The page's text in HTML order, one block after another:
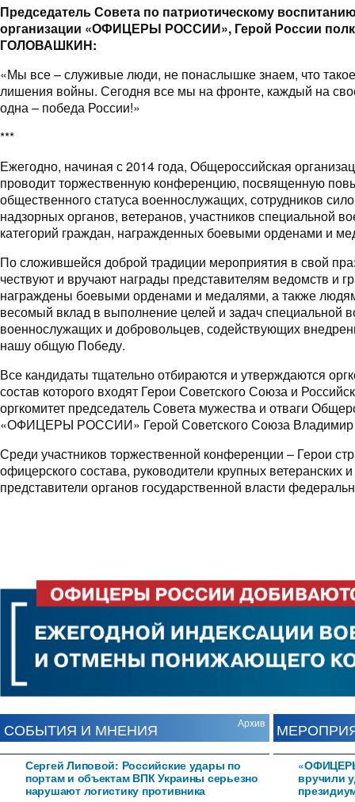
Председатель Совета по патриотическому
организации «ОФИЦЕРЫ РОССИИ», Герой России
ГОЛОВАШКИН:
«Мы все – служивые люди, не понаслышке знаем, что
лишения войны. Сегодня все мы на фронте, каждый на
одна – победа России!»
***
Ежегодно, начиная с 2014 года, Общероссийская
проводит торжественную конференцию, посвященную
общественного статуса военнослужащих, сотрудников
надзорных органов, ветеранов, участников специальной
категорий граждан, награжденных боевыми орденами и
По сложившейся доброй традиции мероприятия в свой
чествуют и вручают награды представителям ведомств и
награждены боевыми орденами и медалями, а также
весомый вклад в выполнение целей и задач специальной
военнослужащих и добровольцев, содействующих
нашу общую Победу.
Все кандидаты тщательно отбираются и утверждаются
состав которого входят Герои Советского Союза и
оргкомитет председатель Совета мужества и отваги
«ОФИЦЕРЫ РОССИИ» Герой Советского Союза Владимир
Среди участников торжественной конференции – Герои
офицерского состава, руководители крупных ветеранских
представители органов государственной власти
СОБЫТИЯ И МНЕНИЯ Архив
Сергей Липовой: Российские удары по
портам и объектам ВПК Украины серьезно
нарушают логистику противника
вручили